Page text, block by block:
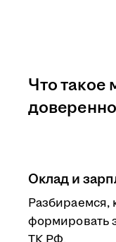
Оклад и
Разбираемся,
формировать
Что такое